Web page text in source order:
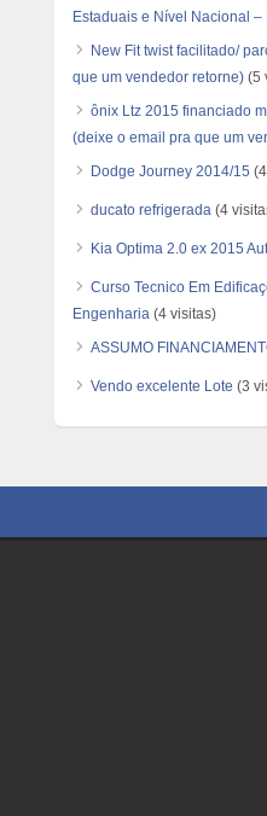
Estaduais e Nível Nacional –
New Fit twist facilitado/
que um vendedor retorne) (5
ônix Ltz 2015 financiado
(deixe o email pra que um
Dodge Journey 2014/15
ducato refrigerada (4
Kia Optima 2.0 ex 2015
Curso Tecnico Em
Engenharia (4 visitas)
ASSUMO
Vendo excelente Lote (3